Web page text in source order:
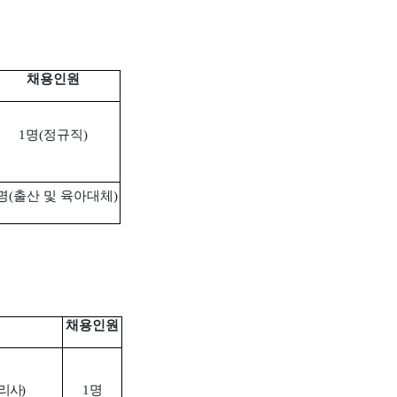
채용인원
1 명(정규직)
(출산 및 육아대체 )
채용인원
사) 1 명